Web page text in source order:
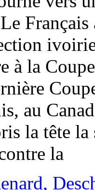
à la
au
la tête
la